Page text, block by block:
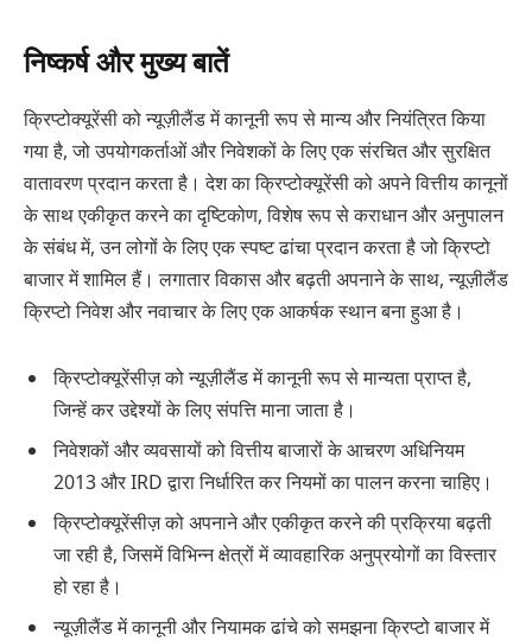
निष्कर्ष और मुख्य बातें
क्रिप्टोक्यूरेंसी को न्यूज़ीलैंड में कानूनी रूप से मान्य और नियंत्रित किया
गया है, जो उपयोगकर्ताओं और निवेशकों के लिए एक संरचित और सुरक्षित
वातावरण प्रदान करता है। देश का क्रिप्टोक्यूरेंसी को अपने वित्तीय कानूनों
के साथ एकीकृत करने का दृष्टिकोण, विशेष रूप से कराधान और अनुपालन
के संबंध में, उन लोगों के लिए एक स्पष्ट ढांचा प्रदान करता है जो क्रिप्टो
बाजार में शामिल हैं। लगातार विकास और बढ़ती अपनाने के साथ, न्यूज़ीलैंड
क्रिप्टो निवेश और नवाचार के लिए एक आकर्षक स्थान बना हुआ है।
क्रिप्टोक्यूरेंसीज़ को न्यूज़ीलैंड में कानूनी रूप से मान्यता प्राप्त है,
जिन्हें कर उद्देश्यों के लिए संपत्ति माना जाता है।
निवेशकों और व्यवसायों को वित्तीय बाजारों के आचरण अधिनियम
2013 और IRD द्वारा निर्धारित कर नियमों का पालन करना चाहिए।
क्रिप्टोक्यूरेंसीज़ को अपनाने और एकीकृत करने की प्रक्रिया बढ़ती
जा रही है, जिसमें विभिन्न क्षेत्रों में व्यावहारिक अनुप्रयोगों का विस्तार
हो रहा है।
न्यूज़ीलैंड में कानूनी और नियामक ढांचे को समझना क्रिप्टो बाजार में